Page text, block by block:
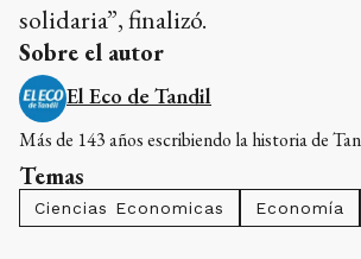
solidaria”, finalizó.
Sobre el autor
El Eco de Tandil
Más de 143 años escribiendo la historia de
Temas
Ciencias Economicas Economía